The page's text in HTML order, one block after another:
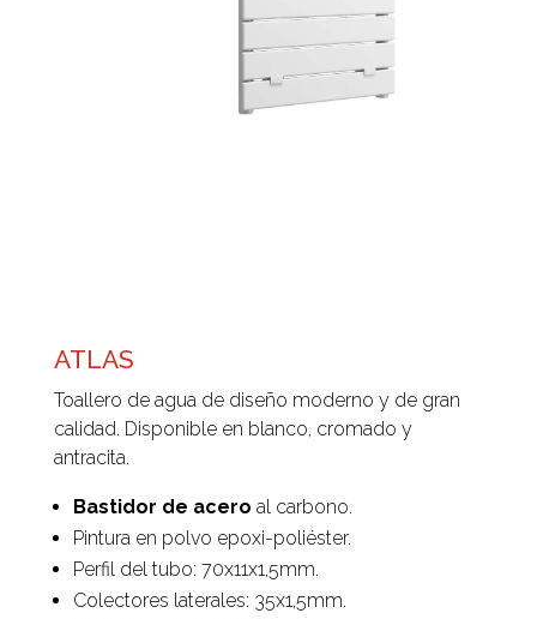
ATLAS
Toallero de agua de diseño moderno y de gran
calidad. Disponible en blanco, cromado y
antracita.
Bastidor de acero al carbono.
Pintura en polvo epoxi-poliéster.
Perfil del tubo: 70x11x1,5mm.
Colectores laterales: 35x1,5mm.